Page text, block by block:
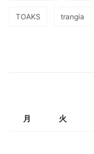
TOAKS trangia
月 火